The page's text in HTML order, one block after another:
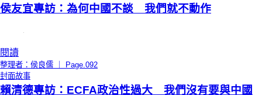
侯友宜專訪：為何中國不談 我們就不動作
閱讀
整理者：侯良儒 ｜ Page.092
封面故事
賴清德專訪：ECFA政治性過大 我們沒有要與中國